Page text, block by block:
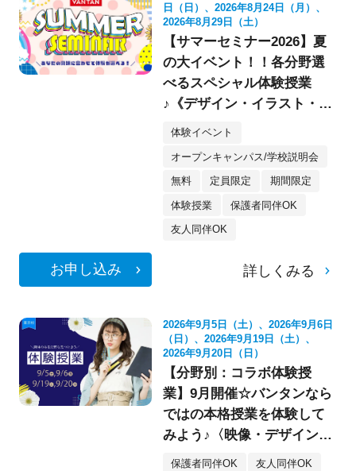
日（日）、2026年8月24日（月）、
2026年8月29日（土）
【サマーセミナー2026】夏
の大イベント！！各分野選
べるスペシャル体験授業
♪《デザイン・イラスト・映
像・スケボー・フォト》
体験イベント
オープンキャンパス/学校説明会
無料 定員限定 期間限定
体験授業 保護者同伴OK
友人同伴OK
お申し込み 詳しくみる
2026年9月5日（土）、2026年9月6日
（日）、2026年9月19日（土）、
2026年9月20日（日）
【分野別：コラボ体験授
業】9月開催☆バンタンなら
ではの本格授業を体験して
みよう♪〈映像・デザイン・
イラスト〉
保護者同伴OK 友人同伴OK